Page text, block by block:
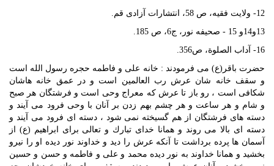
12- ولايت فقيه، ص 58، انتشارات آزادى قم.
13و14و 15 - صحيفه نور، ج‏6، ص 185.
16- آداب الصلوة، ص‏356.
حضرت باقر(ع) مى ‏فرمودند : خانه على و فاطمه حجره رسول الله است
و سقف خانه‏ شان عرش رب‏ العالمين است و در عمق خانه ‏هاشان
شكافى است ، رو باز تا عرش كه معراج وحى است و فرشتگان هر صبح
و شام و هر ساعت و هر چشم بهم زدن بر آنان با وحى فرود مى‏ آيند و
دسته‏ هاى فرشتگان از هم گسيخته نمى ‏شود ، دسته‏ اى فرود مى ‏آيند و
دسته اى بالا مى‏ روند و همانا خداى تبارك و تعالى براى ابراهيم (ع) از
آسمان ها پرده برداشت تا آنكه عرش را ديد و خداوند نور ديده او را نيرو
بخشيد و همانا خداوند به نور ديده محمد و على و فاطمه و حسن و حسين